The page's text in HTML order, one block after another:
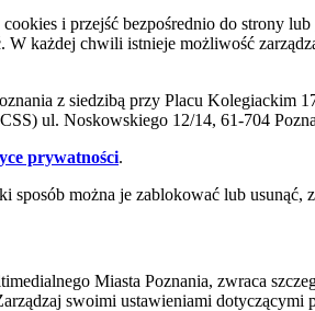
i przejść bezpośrednio do strony lub
każdej chwili istnieje możliwość
z siedzibą przy Placu Kolegiackim
ul. Noskowskiego 12/14, 61-704
prywatności.
sposób można je zablokować lub usunąć,
Miasta Poznania, zwraca
swoimi ustawieniami